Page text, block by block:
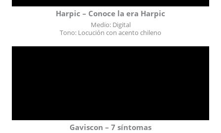
Harpic – Conoce la era Harpic
Medio: Digital
Tono: Locución con acento chileno
Gaviscon – 7 síntomas